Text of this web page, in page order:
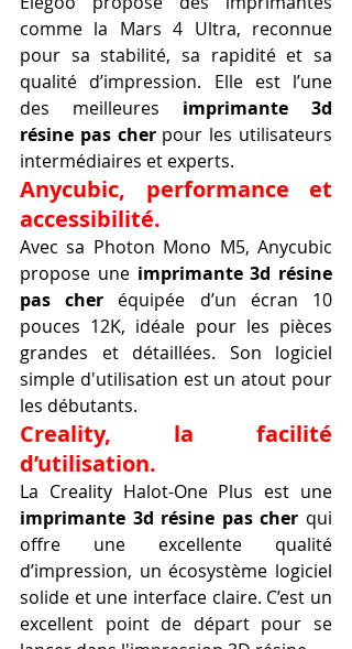
comme la Mars 4 Ultra, reconnue
pour sa stabilité, sa rapidité et sa
qualité d’impression. Elle est l’une
des meilleures imprimante 3d
résine pas cher pour les utilisateurs
intermédiaires et experts.
Anycubic, performance et
accessibilité.
Avec sa Photon Mono M5, Anycubic
propose une imprimante 3d résine
pas cher équipée d’un écran 10
pouces 12K, idéale pour les pièces
grandes et détaillées. Son logiciel
simple d'utilisation est un atout pour
les débutants.
Creality, la facilité
d’utilisation.
imprimante 3d résine pas cher qui
offre une excellente qualité
d’impression, un écosystème logiciel
solide et une interface claire. C’est un
excellent point de départ pour se